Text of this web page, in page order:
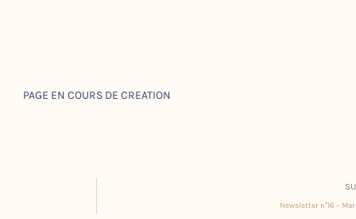
PAGE EN COURS DE CREATION
Newsletter n°16 –